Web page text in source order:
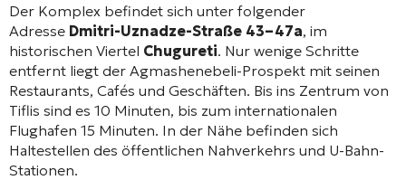
Der Komplex befindet sich unter folgender
Adresse Dmitri-Uznadze-Straße 43–47a, im
historischen Viertel Chugureti. Nur wenige Schritte
entfernt liegt der Agmashenebeli-Prospekt mit seinen
Restaurants, Cafés und Geschäften. Bis ins Zentrum von
Tiflis sind es 10 Minuten, bis zum internationalen
Flughafen 15 Minuten. In der Nähe befinden sich
Haltestellen des öffentlichen Nahverkehrs und U-Bahn-
Stationen.